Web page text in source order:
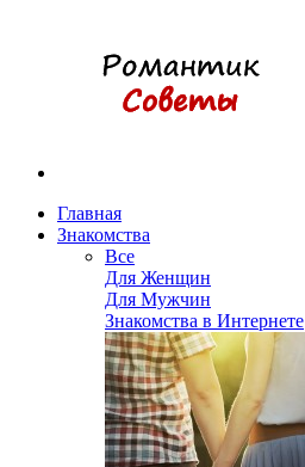
Главная
Знакомства
Все
Для Женщин
Для Мужчин
Знакомства в Интернете